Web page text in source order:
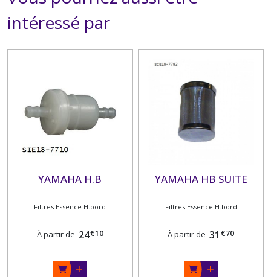
intéressé par
YAMAHA H.B
Filtres Essence H.bord
À partir de 24€10
YAMAHA HB SUITE
Filtres Essence H.bord
À partir de 31 €70